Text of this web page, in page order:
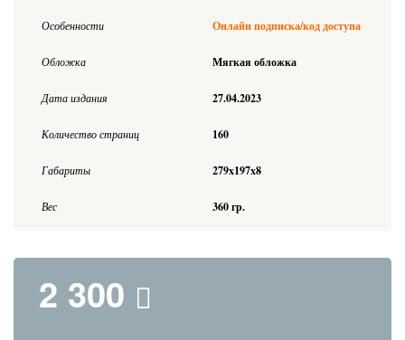
Особенности Онлайн подписка/код доступа
Обложка Мягкая обложка
Дата издания 27.04.2023
Количество страниц 160
Габариты 279x197x8
Вес 360 гр.
2 300